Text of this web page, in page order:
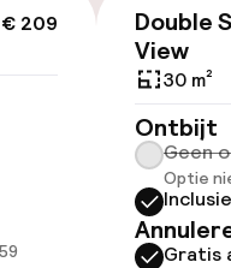
€ 209
Double
View
30 m²
Ontbijt
Geen
Optie
Gratis